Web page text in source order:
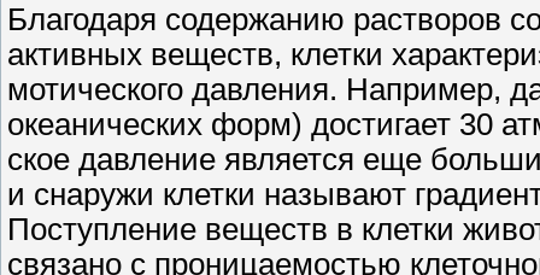
Благодаря содержанию растворов
активных веществ, клетки
мотического давления. Например,
океанических форм) достигает 30
ское давление является еще
и снаружи клетки называют
Поступление веществ в клетки
связано с проницаемостью